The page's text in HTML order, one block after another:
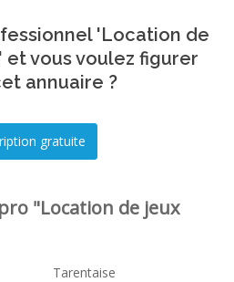
'Location de
vous voulez figurer
annuaire ?
"Location de jeux
Tarentaise